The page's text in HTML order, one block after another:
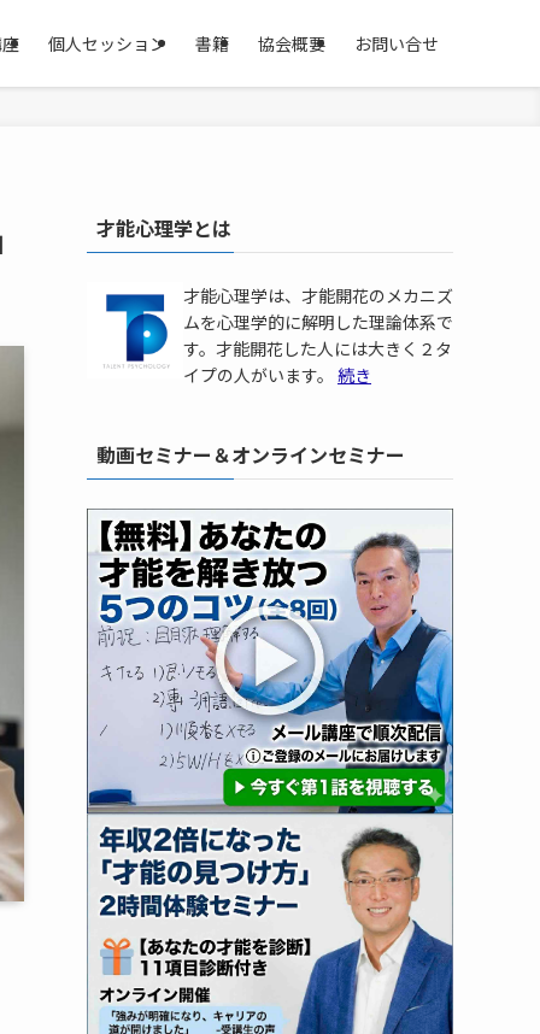
個人セッション 書籍 協会概要 お問い合せ
才能心理学とは
才能心理学は、才能開花のメカニズ
ムを心理学的に解明した理論体系で
す。才能開花した人には大きく２タ
イプの人がいます。 続き
動画セミナー＆オンラインセミナー